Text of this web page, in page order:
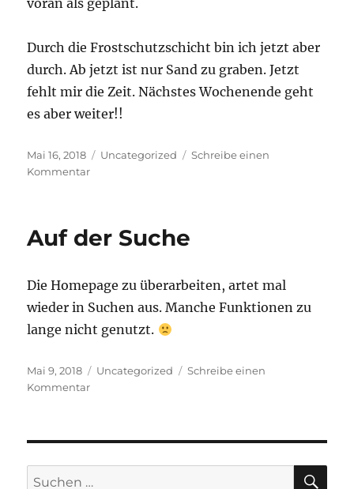
voran als geplant.
Durch die Frostschutzschicht bin ich jetzt aber
durch. Ab jetzt ist nur Sand zu graben. Jetzt
fehlt mir die Zeit. Nächstes Wochenende geht
es aber weiter!!
Veröffentlicht
am
Mai 16, 2018 Kategorien
Uncategorized
Schreibe einen
Kommentarzu
Auf der Suche
Die Homepage zu überarbeiten, artet mal
wieder in Suchen aus. Manche Funktionen zu
lange nicht genutzt.
Veröffentlicht
am
Mai 9, 2018 Kategorien
Uncategorized
Schreibe einen
Kommentarzu
Suchen